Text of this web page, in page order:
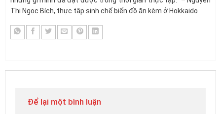
Thị Ngọc Bích, thực tập sinh chế biến đồ ăn kèm ở Hokkaido
Để lại một bình luận